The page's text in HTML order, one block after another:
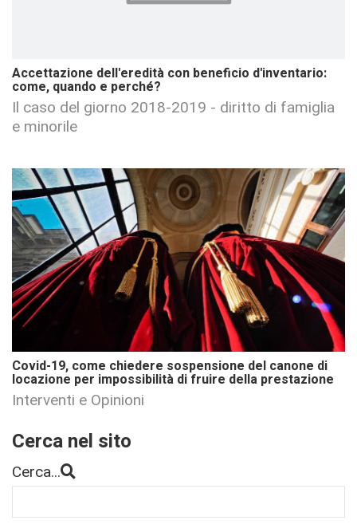
Accettazione dell'eredità con beneficio d'inventario:
come, quando e perché?
Il caso del giorno 2018-2019 - diritto di famiglia
e minorile
Covid-19, come chiedere sospensione del canone di
locazione per impossibilità di fruire della prestazione
Interventi e Opinioni
Cerca nel sito
Cerca...